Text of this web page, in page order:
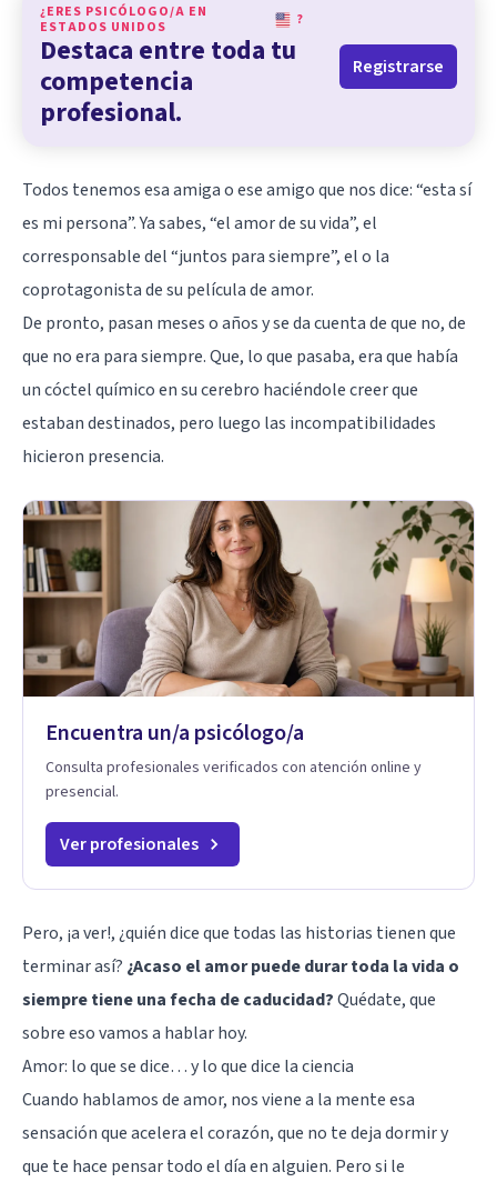
¿ERES PSICÓLOGO/A EN
ESTADOS UNIDOS
?
Destaca entre toda tu
competencia
profesional.
Registrarse
Todos tenemos esa amiga o ese amigo que nos dice: “esta sí
es mi persona”. Ya sabes, “el amor de su vida”, el
corresponsable del “juntos para siempre”, el o la
coprotagonista de su película de amor.
De pronto, pasan meses o años y se da cuenta de que no, de
que no era para siempre. Que, lo que pasaba, era que había
un cóctel químico en su cerebro haciéndole creer que
estaban destinados, pero luego las incompatibilidades
hicieron presencia.
Encuentra un/a psicólogo/a
Consulta profesionales verificados con atención online y
presencial.
Ver profesionales
Pero, ¡a ver!, ¿quién dice que todas las historias tienen que
terminar así? ¿Acaso el amor puede durar toda la vida o
siempre tiene una fecha de caducidad?Quédate, que
sobre eso vamos a hablar hoy.
Amor: lo que se dice… y lo que dice la ciencia
Cuando hablamos de amor, nos viene a la mente esa
sensación que acelera el corazón, que no te deja dormir y
que te hace pensar todo el día en alguien. Pero si le